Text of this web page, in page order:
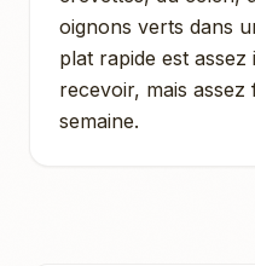
oignons verts dans
plat rapide est
recevoir, mais
semaine.